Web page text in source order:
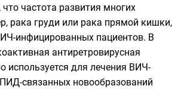
частота развития многих
рака груди или рака прямой кишки,
инфицированных пациентов. В
антиретровирусная
используется для лечения ВИЧ-
связанных новообразований